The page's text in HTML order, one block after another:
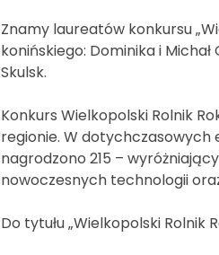
Znamy laureatów konkursu
konińskiego: Dominika i
Skulsk.
Konkurs Wielkopolski Rolnik
regionie. W dotychczasowych
nagrodzono 215 –
nowoczesnych technologii
Do tytułu „Wielkopolski Rolnik